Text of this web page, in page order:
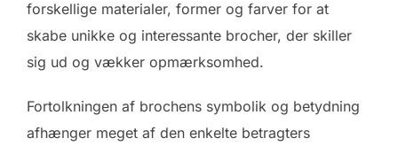
forskellige materialer, former og farver for at
skabe unikke og interessante brocher, der skiller
sig ud og vækker opmærksomhed.
Fortolkningen af brochens symbolik og betydning
afhænger meget af den enkelte betragters